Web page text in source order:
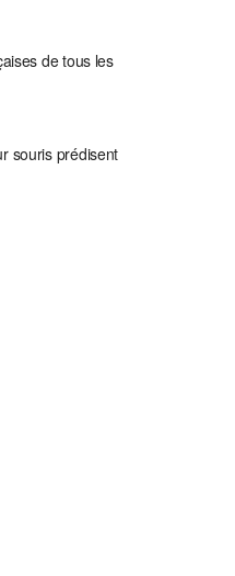
de tous les
souris prédisent